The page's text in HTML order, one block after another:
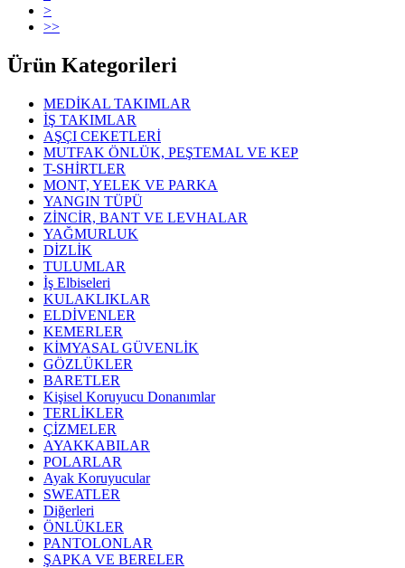
>
>>
Ürün Kategorileri
MEDİKAL TAKIMLAR
İŞ TAKIMLAR
AŞÇI CEKETLERİ
MUTFAK ÖNLÜK, PEŞTEMAL VE KEP
T-SHİRTLER
MONT, YELEK VE PARKA
YANGIN TÜPÜ
ZİNCİR, BANT VE LEVHALAR
YAĞMURLUK
DİZLİK
TULUMLAR
İş Elbiseleri
KULAKLIKLAR
ELDİVENLER
KEMERLER
KİMYASAL GÜVENLİK
GÖZLÜKLER
BARETLER
Kişisel Koruyucu Donanımlar
TERLİKLER
ÇİZMELER
AYAKKABILAR
POLARLAR
Ayak Koruyucular
SWEATLER
Diğerleri
ÖNLÜKLER
PANTOLONLAR
ŞAPKA VE BERELER